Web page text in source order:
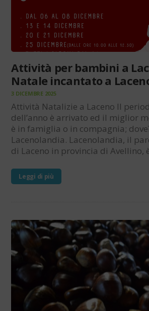
Attività per bambini a
Natale incantato a
3 DICEMBRE 2025
Attività Natalizie a Laceno Il
dell’anno è arrivato ed il miglior
è in famiglia o in compagnia;
Lacenolandia. Lacenolandia, il
di Laceno in provincia di Avellino,
Leggi di più